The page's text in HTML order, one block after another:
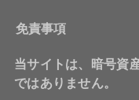
免責事項
当サイトは、暗号資
ではありません。